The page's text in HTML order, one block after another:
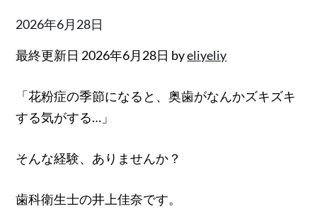
Posted
2026年6月28日
最終更新日 2026年6月28日 byeliyeliy
「花粉症の季節になると、奥歯がなんかズキズキ
する気がする…」
そんな経験、ありませんか？
歯科衛生士の井上佳奈です。